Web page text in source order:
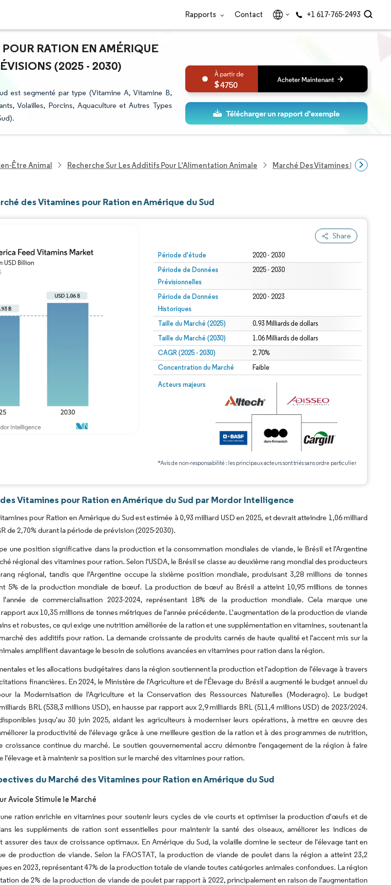
Rapports Contact +1 617-765-2493
RATION EN AMÉRIQUE
(2025 - 2030)
est segmenté par type (Vitamine A, Vitamine B,
Volailles, Porcins, Aquaculture et Autres Types
4750
Être Animal Recherche Sur Les Additifs Pour L'Alimentation Animale Marché Des Vitamines Pour
des Vitamines pour Ration en Amérique du Sud
Share
Période d'étude 2020 - 2030
Période de Données
Prévisionnelles
2025 - 2030
Période de Données
Historiques
2020 - 2023
Taille du Marché (2025) 0.93 Milliards de dollars
Taille du Marché (2030) 1.06 Milliards de dollars
CAGR (2025 - 2030) 2.70%
Concentration du Marché Faible
Acteurs majeurs
*Avis de non-responsabilité : les principaux acteurs sont triés sans ordre particulier
Vitamines pour Ration en Amérique du Sud par Mordor Intelligence
pour Ration en Amérique du Sud est estimée à 0,93 milliard USD en 2025, et devrait atteindre 1,06 milliard
de 2,70% durant la période de prévision (2025-2030).
une position significative dans la production et la consommation mondiales de viande, le Brésil et l'Argentine
régional des vitamines pour ration. Selon l'USDA, le Brésil se classe au deuxième rang mondial des producteurs
régional, tandis que l'Argentine occupe la sixième position mondiale, produisant 3,28 millions de tonnes
5% de la production mondiale de bœuf. La production de bœuf au Brésil a atteint 10,95 millions de tonnes
de commercialisation 2023-2024, représentant 18% de la production mondiale. Cela marque une
aux 10,35 millions de tonnes métriques de l'année précédente. L'augmentation de la production de viande
et robustes, ce qui exige une nutrition améliorée de la ration et une supplémentation en vitamines, soutenant la
des additifs pour ration. La demande croissante de produits carnés de haute qualité et l'accent mis sur la
amplifient davantage le besoin de solutions avancées en vitamines pour ration dans la région.
et les allocations budgétaires dans la région soutiennent la production et l'adoption de l'élevage à travers
financières. En 2024, le Ministère de l'Agriculture et de l'Élevage du Brésil a augmenté le budget annuel du
la Modernisation de l'Agriculture et la Conservation des Ressources Naturelles (Moderagro). Le budget
BRL (538,3 millions USD), en hausse par rapport aux 2,9 milliards BRL (511,4 millions USD) de 2023/2024.
jusqu'au 30 juin 2025, aidant les agriculteurs à moderniser leurs opérations, à mettre en œuvre des
la productivité de l'élevage grâce à une meilleure gestion de la ration et à des programmes de nutrition,
croissance continue du marché. Le soutien gouvernemental accru démontre l'engagement de la région à faire
l'élevage et à maintenir sa position sur le marché des vitamines pour ration.
du Marché des Vitamines pour Ration en Amérique du Sud
Avicole Stimule le Marché
ration enrichie en vitamines pour soutenir leurs cycles de vie courts et optimiser la production d'œufs et de
les suppléments de ration sont essentielles pour maintenir la santé des oiseaux, améliorer les indices de
des taux de croissance optimaux. En Amérique du Sud, la volaille domine le secteur de l'élevage tant en
de production de viande. Selon la FAOSTAT, la production de viande de poulet dans la région a atteint 23,2
en 2023, représentant 47% de la production totale de viande toutes catégories animales confondues. La région
de 2% de la production de viande de poulet par rapport à 2022, principalement en raison de l'augmentation